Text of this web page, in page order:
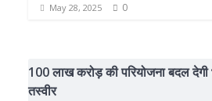
May 28, 2025 0
100 लाख करोड़ की परियोजना बदल देगी
तस्वीर